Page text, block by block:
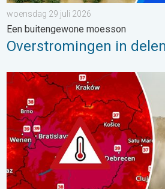
woensdag 29 juli 2026
Een buitengewone moesson
Overstromingen in
Extreme hitte in Oost-Europa. Tot